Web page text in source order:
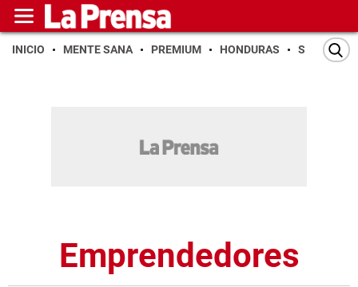
INICIO MENTE SANA PREMIUM HONDURAS SAN PEDRO
Emprendedores